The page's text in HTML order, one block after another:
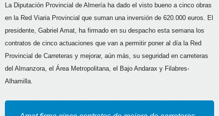
La Diputación Provincial de Almería ha dado el visto bueno a cinco obras
en la Red Viaria Provincial que suman una inversión de 620.000 euros. El
presidente, Gabriel Amat, ha firmado en su despacho esta semana los
contratos de cinco actuaciones que van a permitir poner al día la Red
Provincial de Carreteras y mejorar, aún más, su seguridad en carreteras
del Almanzora, el Área Metropolitana, el Bajo Andarax y Filabres-
Alhamilla.